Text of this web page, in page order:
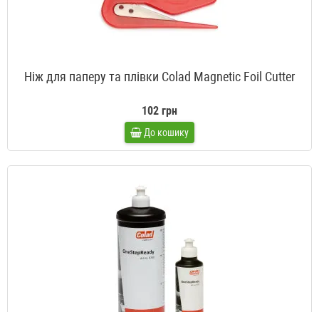
Ніж для паперу та плівки Colad Magnetic Foil Cutter
102 грн
До кошику